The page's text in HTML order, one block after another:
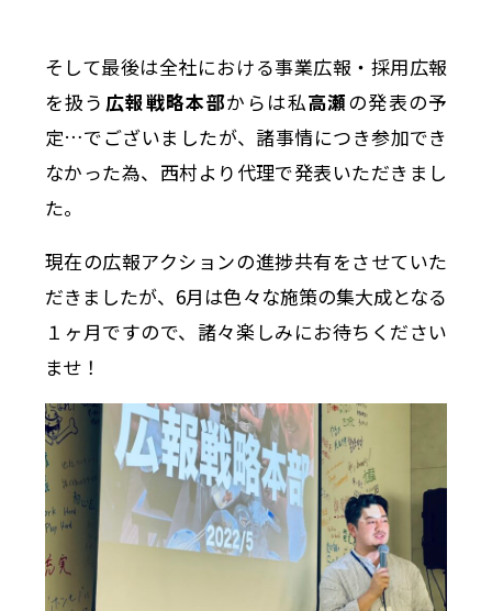
そして最後は全社における事業広報・採用広報
を扱う 広報戦略本部からは私高瀬の発表の予
定…でございましたが、諸事情につき参加でき
なかった為、西村より代理で発表いただきまし
た。
現在の広報アクションの進捗共有をさせていた
だきましたが、6月は色々な施策の集大成となる
１ヶ月ですので、諸々楽しみにお待ちください
ませ！